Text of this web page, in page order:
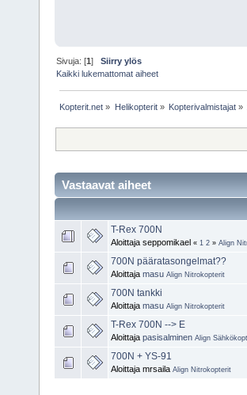
Sivuja: [1]Siirry ylös
Kaikki lukemattomat aiheet
Kopterit.net » Helikopterit» Kopterivalmistajat»
Vastaavat aiheet
T-Rex 700N
Aloittaja seppomikael « 1 2 » Align
700N pääratasongelmat??
Aloittaja masu Align Nitrokopterit
700N tankki
Aloittaja masu Align Nitrokopterit
T-Rex 700N --> E
Aloittaja pasisalminen Align
700N + YS-91
Aloittaja mrsaila Align Nitrokopterit